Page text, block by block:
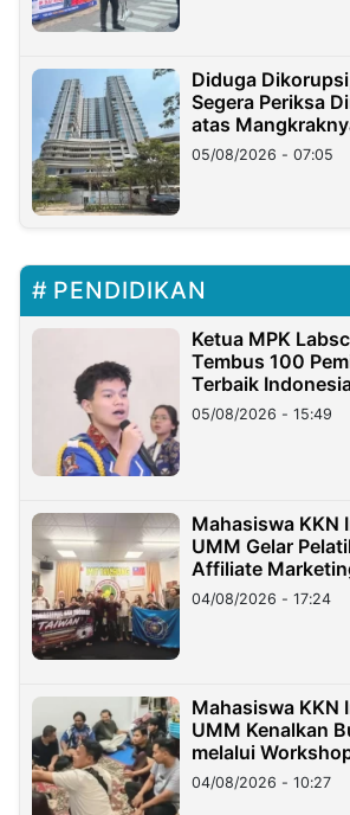
Diduga
Segera Periksa
atas
05/08/2026 - 07:05
PENDIDIKAN
Ketua MPK
Tembus 100
Terbaik
05/08/2026 - 15:49
Mahasiswa KKN
UMM Gelar
Affiliate
Migran Indonesia
04/08/2026 - 17:24
Mahasiswa KKN
UMM Kenalkan
melalui
di Taiwan
04/08/2026 - 10:27